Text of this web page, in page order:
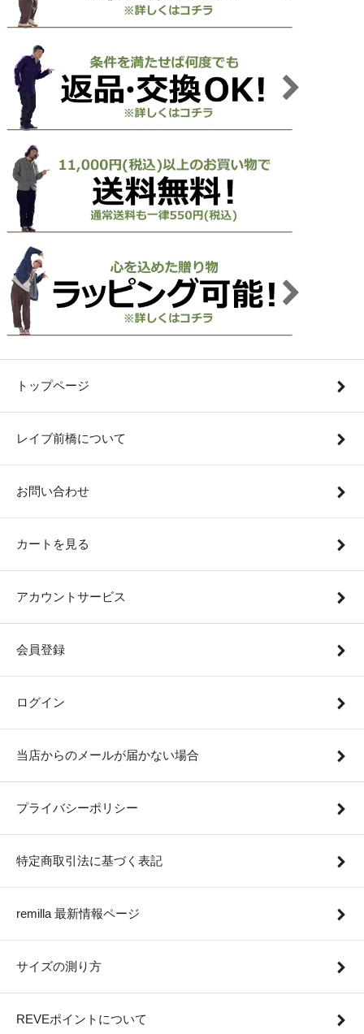
トップページ
レイブ前橋について
お問い合わせ
カートを見る
アカウントサービス
会員登録
ログイン
当店からのメールが届かない場合
プライバシーポリシー
特定商取引法に基づく表記
remilla 最新情報ページ
サイズの測り方
REVEポイントについて